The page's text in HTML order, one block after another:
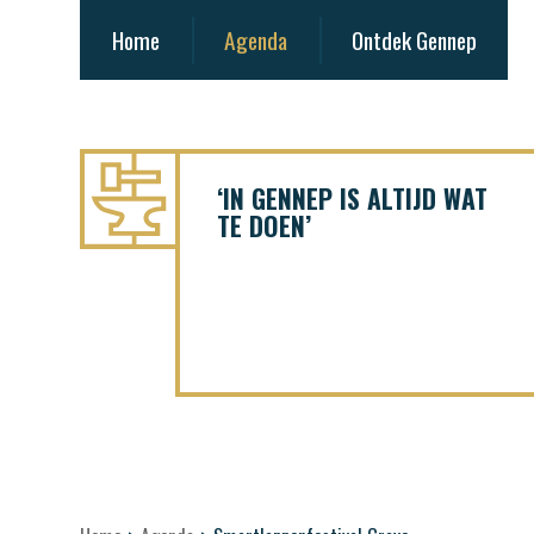
Home Agenda Ontdek Gennep
‘IN GENNEP IS ALTIJD WAT
TE DOEN’